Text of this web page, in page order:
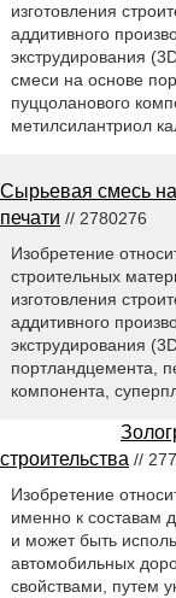
изготовления
аддитивного
экструдирования
смеси на основе
пуццоланового
метилсилантриол
Сырьевая смесь
печати // 2780276
Изобретение
строительных
изготовления
аддитивного
экструдирования
портландцемента,
компонента,
строительства //
Изобретение
именно к составам
и может быть
автомобильных
свойствами, путем